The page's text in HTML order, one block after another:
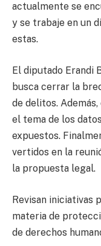
actualmente se
y se trabaje en un
estas.
El diputado Erandi
busca cerrar la
de delitos.
el tema de los
expuestos.
vertidos en la
la propuesta legal.
Revisan iniciativas
materia de
de derechos